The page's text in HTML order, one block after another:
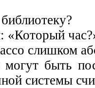
«Который
слишком
быть
системы